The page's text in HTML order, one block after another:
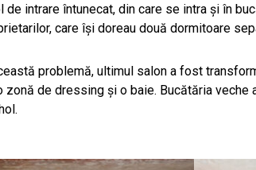
de intrare întunecat, din care se intra și în
care își doreau două dormitoare
problemă, ultimul salon a fost
zonă de dressing și o baie. Bucătăria